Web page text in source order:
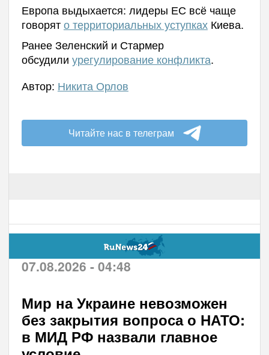
Европа выдыхается: лидеры ЕС всё чаще
говорято территориальных уступкахКиева.
Ранее Зеленский и Стармер
обсудили урегулирование конфликта.
Автор: Никита Орлов
Читайте нас в телеграм
07.08.2026 - 04:48
Мир на Украине невозможен
без закрытия вопроса о НАТО:
в МИД РФ назвали главное